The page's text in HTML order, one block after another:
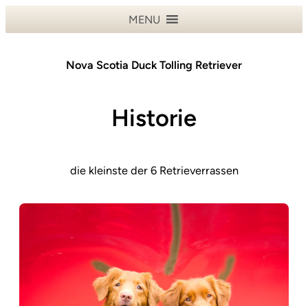
MENU
Nova Scotia Duck Tolling Retriever
Historie
die kleinste der 6 Retrieverrassen